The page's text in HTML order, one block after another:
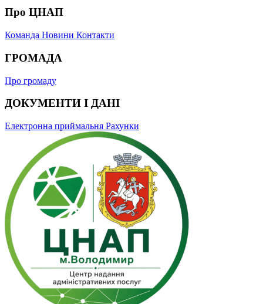
Про ЦНАП
Команда Новини Контакти
ГРОМАДА
Про громаду
ДОКУМЕНТИ І ДАНІ
Електронна приймальня Рахунки